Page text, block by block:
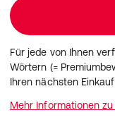
Für jede von Ihnen
Wörtern (=
Ihren nächsten
Mehr Informationen